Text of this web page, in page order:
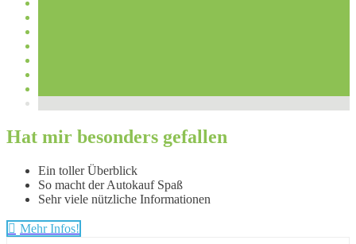
Hat mir besonders gefallen
Ein toller Überblick
So macht der Autokauf Spaß
Sehr viele nützliche Informationen
Mehr Infos!